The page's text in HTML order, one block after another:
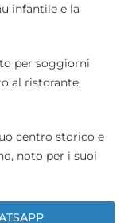
infantile e la
per soggiorni
al ristorante,
centro storico e
noto per i suoi